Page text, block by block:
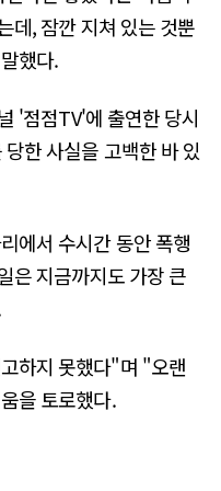
데, 잠깐 지쳐 있는 것뿐
했다.
'점점TV'에 출연한 당시
한 사실을 고백한 바 있
에서 수시간 동안 폭행
은 지금까지도 가장 큰
하지 못했다"며 "오랜
을 토로했다.